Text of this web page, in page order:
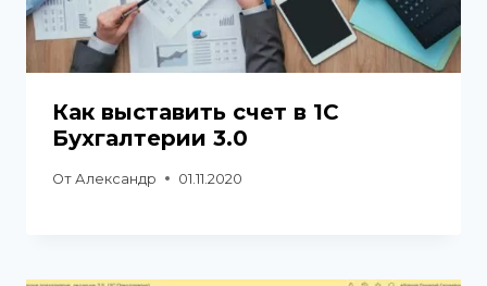
Как выставить счет в 1С
Бухгалтерии 3.0
От Александр 01.11.2020